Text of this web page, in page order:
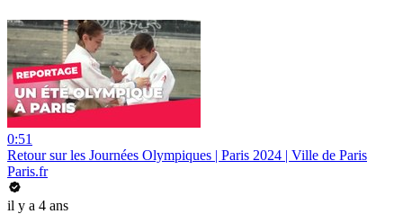
0:51
Retour sur les Journées Olympiques | Paris 2024 | Ville de Paris
Paris.fr
il y a 4 ans